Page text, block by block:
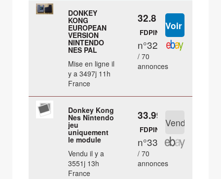
DONKEY
KONG
EUROPEAN
VERSION
NINTENDO
NES PAL
Mise en ligne il
y a 3497j 11h
France
32.8 €
FDPIN
n°32
/ 70
annonces
Donkey Kong
Nes Nintendo
jeu
uniquement
le module
Vendu il y a
3551j 13h
France
33.99 €
FDPIN
n°33
/ 70
annonces